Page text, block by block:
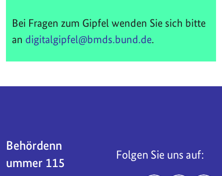
Bei Fragen zum Gipfel wenden Sie sich bitte
an digitalgipfel@bmds.bund.de.
Behördenn
ummer 115
Folgen Sie uns auf: